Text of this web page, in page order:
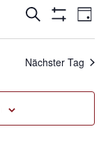
und
Suche Tag
Nächster Tag